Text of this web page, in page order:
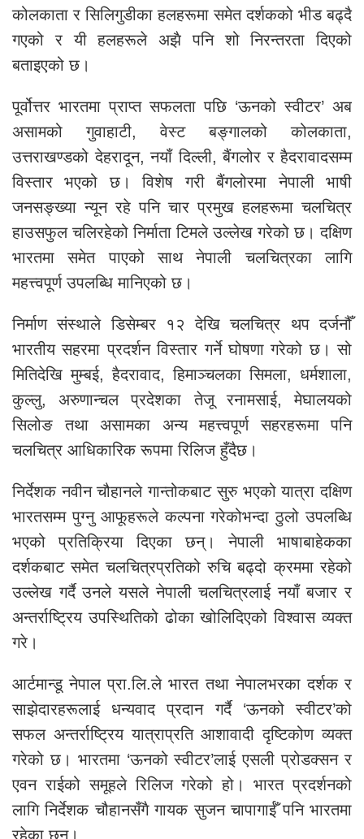
कोलकाता र सिलिगुडीका हलहरूमा समेत दर्शकको भीड बढ्दै
गएको र यी हलहरूले अझै पनि शो निरन्तरता दिएको
बताइएको छ।
पूर्वोत्तर भारतमा प्राप्त सफलता पछि ‘ऊनको स्वीटर’ अब
असामको गुवाहाटी, वेस्ट बङ्गालको कोलकाता,
उत्तराखण्डको देहरादून, नयाँ दिल्ली, बैंगलोर र हैदरावादसम्म
विस्तार भएको छ। विशेष गरी बैंगलोरमा नेपाली भाषी
जनसङ्ख्या न्यून रहे पनि चार प्रमुख हलहरूमा चलचित्र
हाउसफुल चलिरहेको निर्माता टिमले उल्लेख गरेको छ। दक्षिण
भारतमा समेत पाएको साथ नेपाली चलचित्रका लागि
महत्त्वपूर्ण उपलब्धि मानिएको छ।
निर्माण संस्थाले डिसेम्बर १२ देखि चलचित्र थप दर्जनौँ
भारतीय सहरमा प्रदर्शन विस्तार गर्ने घोषणा गरेको छ। सो
मितिदेखि मुम्बई, हैदरावाद, हिमाञ्चलका सिमला, धर्मशाला,
कुल्लु, अरुणान्चल प्रदेशका तेजू रनामसाई, मेघालयको
सिलोङ तथा असामका अन्य महत्त्वपूर्ण सहरहरूमा पनि
चलचित्र आधिकारिक रूपमा रिलिज हुँदैछ।
निर्देशक नवीन चौहानले गान्तोकबाट सुरु भएको यात्रा दक्षिण
भारतसम्म पुग्नु आफूहरूले कल्पना गरेकोभन्दा ठुलो उपलब्धि
भएको प्रतिक्रिया दिएका छन्। नेपाली भाषाबाहेकका
दर्शकबाट समेत चलचित्रप्रतिको रुचि बढ्दो क्रममा रहेको
उल्लेख गर्दै उनले यसले नेपाली चलचित्रलाई नयाँ बजार र
अन्तर्राष्ट्रिय उपस्थितिको ढोका खोलिदिएको विश्वास व्यक्त
गरे।
आर्टमान्डू नेपाल प्रा.लि.ले भारत तथा नेपालभरका दर्शक र
साझेदारहरूलाई धन्यवाद प्रदान गर्दै ‘ऊनको स्वीटर’को
सफल अन्तर्राष्ट्रिय यात्राप्रति आशावादी दृष्टिकोण व्यक्त
गरेको छ। भारतमा ‘ऊनको स्वीटर’लाई एसली प्रोडक्सन र
एवन राईको समूहले रिलिज गरेको हो। भारत प्रदर्शनको
लागि निर्देशक चौहानसँगै गायक सुजन चापागाईँ पनि भारतमा
रहेका छन्।